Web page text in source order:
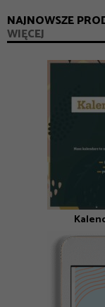
NAJNOWSZE
WIĘCEJ